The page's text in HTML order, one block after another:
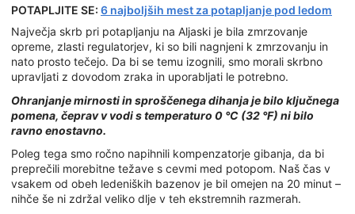
POTAPLJITE SE: 6 najboljših mest za potapljanje pod ledom
Največja skrb pri potapljanju na Aljaski je bila zmrzovanje
opreme, zlasti regulatorjev, ki so bili nagnjeni k zmrzovanju in
nato prosto tečejo. Da bi se temu izognili, smo morali skrbno
upravljati z dovodom zraka in uporabljati le potrebno.
Ohranjanje mirnosti in sproščenega dihanja je bilo ključnega
pomena, čeprav v vodi s temperaturo 0 °C (32 °F) ni bilo
ravno enostavno.
Poleg tega smo ročno napihnili kompenzatorje gibanja, da bi
preprečili morebitne težave s cevmi med potopom. Naš čas v
vsakem od obeh ledeniških bazenov je bil omejen na 20 minut –
nihče še ni zdržal veliko dlje v teh ekstremnih razmerah.